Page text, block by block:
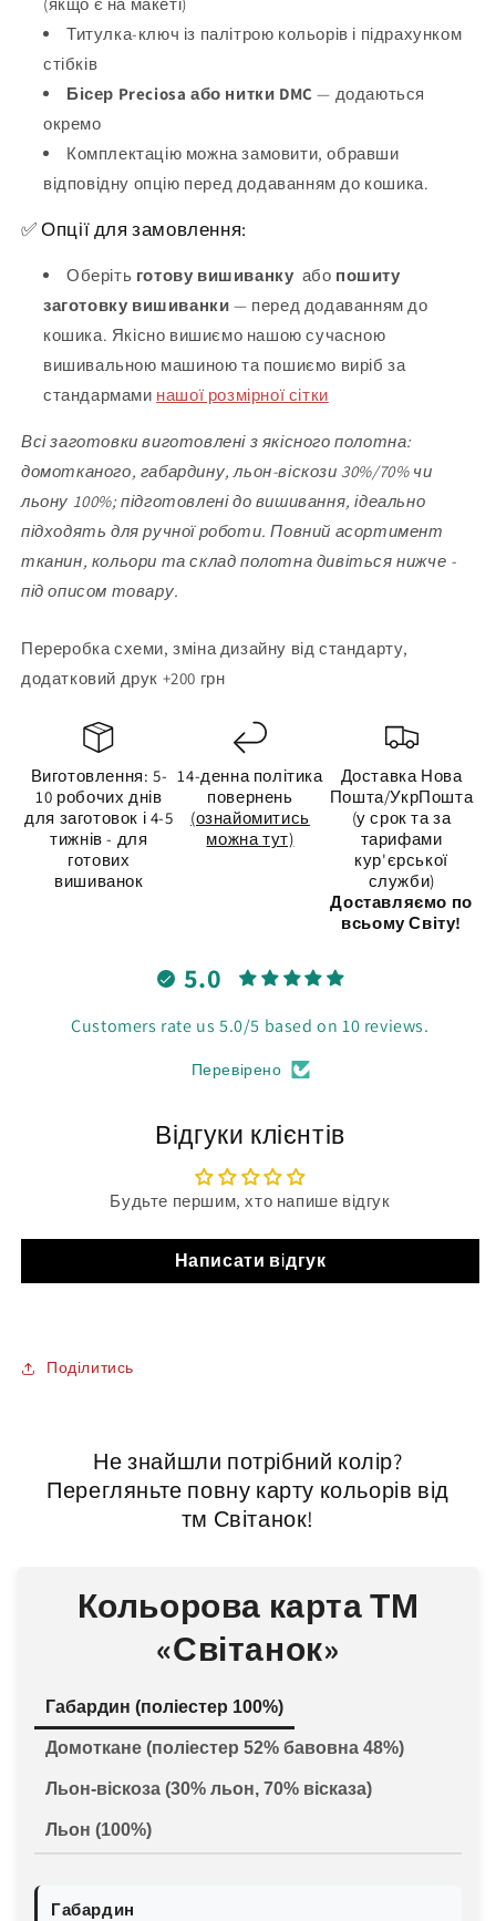
Титулка-ключ із палітрою кольорів і підрахунком
стібків
Бісер Preciosa або нитки DMC — додаються
окремо
Комплектацію можна замовити, обравши
відповідну опцію перед додаванням до кошика.
✅ Опції для замовлення:
Оберіть готову вишиванку або пошиту
заготовку вишиванки — перед додаванням до
кошика. Якісно вишиємо нашою сучасною
вишивальною машиною та пошиємо виріб за
стандармами нашої розмірної сітки
Всі заготовки виготовлені з якісного полотна:
домотканого, габардину, льон-віскози 30%/70% чи
льону 100%; підготовлені до вишивання, ідеально
підходять для ручної роботи. Повний асортимент
тканин, кольори та склад полотна дивіться нижче -
під описом товару.
Переробка схеми, зміна дизайну від стандарту,
додатковий друк +200 грн
Виготовлення: 5-
10 робочих днів
для заготовок і 4-5
тижнів - для
готових
вишиванок
14-денна політика
повернень
(ознайомитись
можна тут)
Доставка Нова
Пошта/УкрПошта
(у срок та за
тарифами
кур'єрської
служби)
Доставляємо по
всьому Світу!
5.0
Customers rate us 5.0/5 based on 10 reviews.
Перевірено
Відгуки клієнтів
Будьте першим, хто напише відгук
Написати відгук
Поділитись
Не знайшли потрібний колір?
Перегляньте повну карту кольорів від
тм Світанок!
Кольорова карта ТМ
«Світанок»
Габардин (поліестер 100%)
Домоткане (поліестер 52% бавовна 48%)
Льон-віскоза (30% льон, 70% вісказа)
Льон (100%)
Габардин